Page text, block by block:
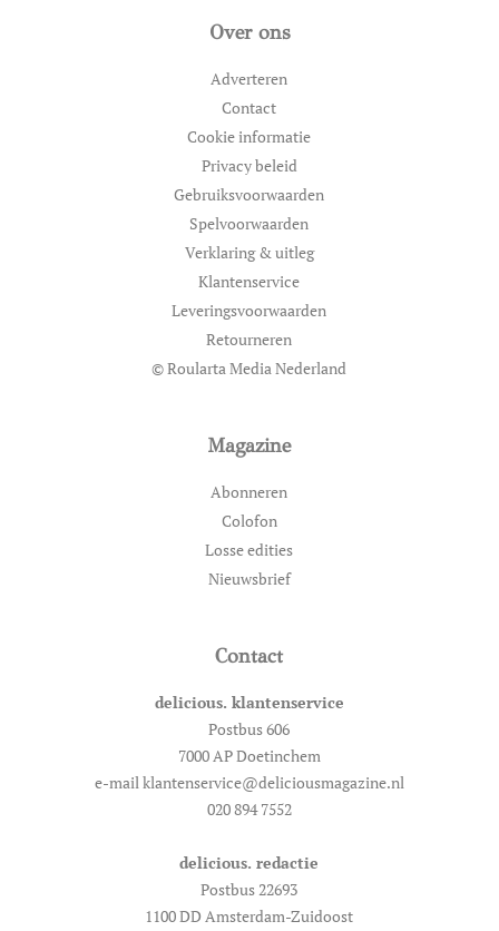
Over ons
Adverteren
Contact
Cookie informatie
Privacy beleid
Gebruiksvoorwaarden
Spelvoorwaarden
Verklaring & uitleg
Klantenservice
Leveringsvoorwaarden
Retourneren
© Roularta Media Nederland
Magazine
Abonneren
Colofon
Losse edities
Nieuwsbrief
Contact
delicious. klantenservice
Postbus 606
7000 AP Doetinchem
e-mail klantenservice@deliciousmagazine.nl
020 894 7552
delicious. redactie
Postbus 22693
1100 DD Amsterdam-Zuidoost